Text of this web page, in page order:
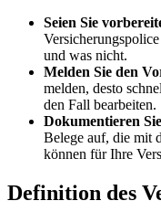
Seien Sie
und was nicht.
Melden Sie den
melden, desto
den Fall bearbeiten.
Dokumentieren
Belege auf, die mit
können für Ihre
Definition des